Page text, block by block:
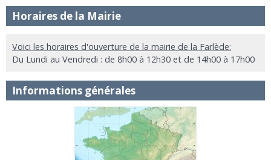
Horaires de la Mairie
Voici les horaires d'ouverture de la mairie de la Farlède:
Du Lundi au Vendredi : de 8h00 à 12h30 et de 14h00 à 17h00
Informations générales